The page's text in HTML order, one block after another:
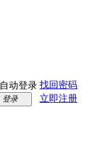
自动登录 找回密码
登录 立即注册